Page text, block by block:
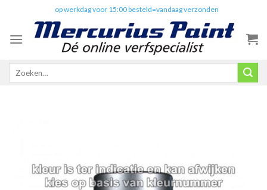
content
op werkdag voor 15:00 besteld=vandaag verzonden
Zoeken